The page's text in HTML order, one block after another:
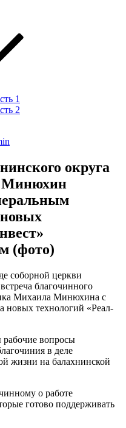
1
2
округа
Минюхин
(фото)
соборной церкви
благочинного
Михаила Минюхина с
новых технологий «Реал-
вопросы
в деле
жизни на балахнинской
о работе
готово поддерживать